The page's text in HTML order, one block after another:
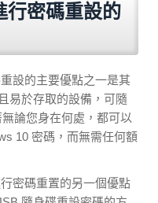
行密碼重設的
設的主要優點之一是其
易於存取的設備，可隨
論您身在何處，都可以
10 密碼，而無需任何額
密碼重置的另一個優點